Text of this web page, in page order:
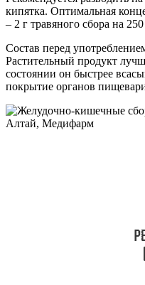
кипятка. Оптимальная
– 2 г травяного сбора на
Состав перед
Растительный продукт
состоянии он быстрее
покрытие органов